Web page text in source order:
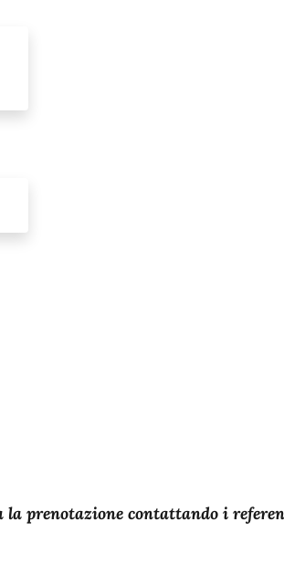
prenotazione contattando i